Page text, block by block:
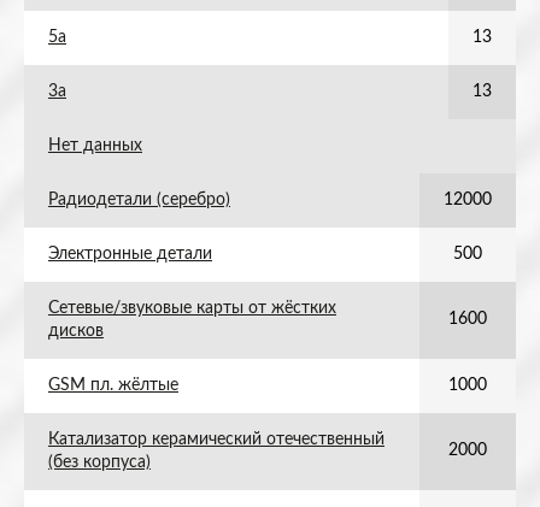
5а 13
3а 13
Нет данных
Радиодетали (серебро) 12000
Электронные детали 500
Сетевые/звуковые карты от жёстких
дисков
1600
GSM пл. жёлтые 1000
Катализатор керамический отечественный
(без корпуса)
2000